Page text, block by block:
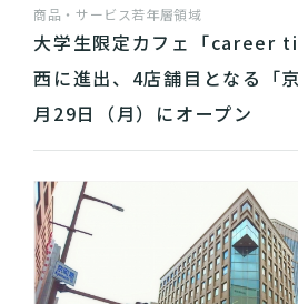
商品・サービス若年層領域
大学生限定カフェ「career
西に進出、4店舗目となる「
月29日（月）にオープン